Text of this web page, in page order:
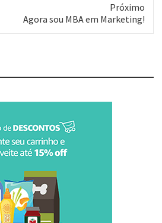
Próximo
Agora sou MBA em Marketing!